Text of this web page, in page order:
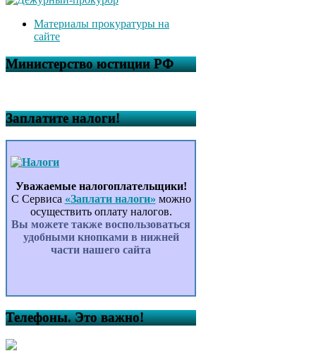
Материалы прокуратуры на
сайте
Министерство юстиции РФ
Заплатите налоги!
Уважаемые налогоплательщики!
С Сервиса «Заплати налоги» можно
осуществить оплату налогов.
Вы можете также воспользоваться
удобными кнопками в нижней
части нашего сайта
Телефоны. Это важно!